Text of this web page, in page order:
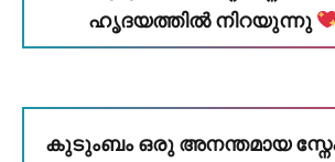
ഹൃദയത്തിൽ നിറയുന്നു
കുടുംബം ഒരു അനന്തമായ